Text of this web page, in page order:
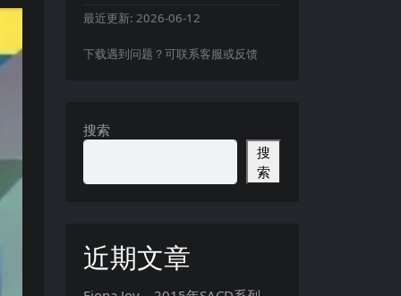
最近更新: 2026-06-12
下载遇到问题？可联系客服或反馈
搜索
搜
索
近期文章